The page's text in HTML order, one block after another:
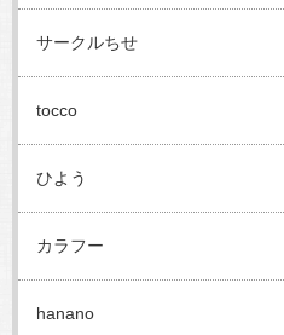
サークルちせ
tocco
ひよう
カラフー
hanano